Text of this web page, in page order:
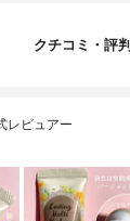
クチコミ・評
レビュアー